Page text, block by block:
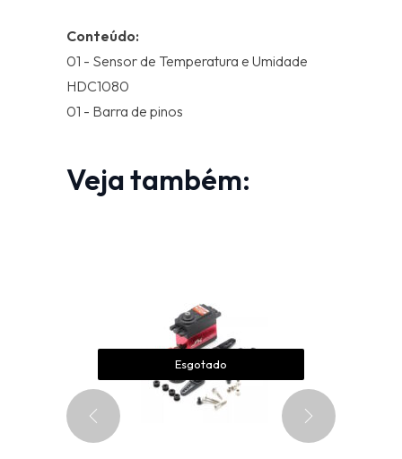
Conteúdo:
01 - Sensor de Temperatura e Umidade
HDC1080
01 - Barra de pinos
Veja também:
Esgotado